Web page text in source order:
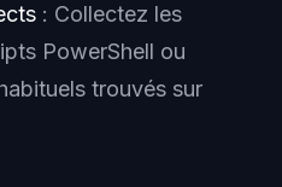
: Collectez les
PowerShell ou
trouvés sur